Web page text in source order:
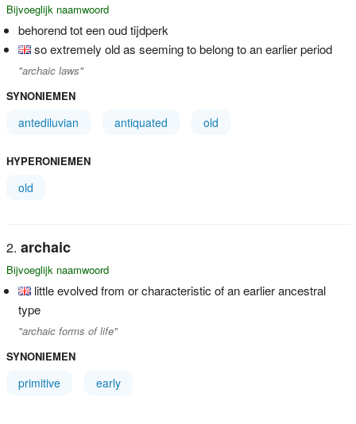
Bijvoeglijk naamwoord
behorend tot een oud tijdperk
so extremely old as seeming to belong to an earlier period
"archaic laws"
SYNONIEMEN
antediluvian antiquated old
HYPERONIEMEN
old
archaic
Bijvoeglijk naamwoord
little evolved from or characteristic of an earlier ancestral
type
"archaic forms of life"
SYNONIEMEN
primitive early